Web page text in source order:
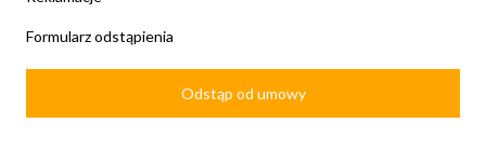
Formularz odstąpienia
Odstąp od umowy